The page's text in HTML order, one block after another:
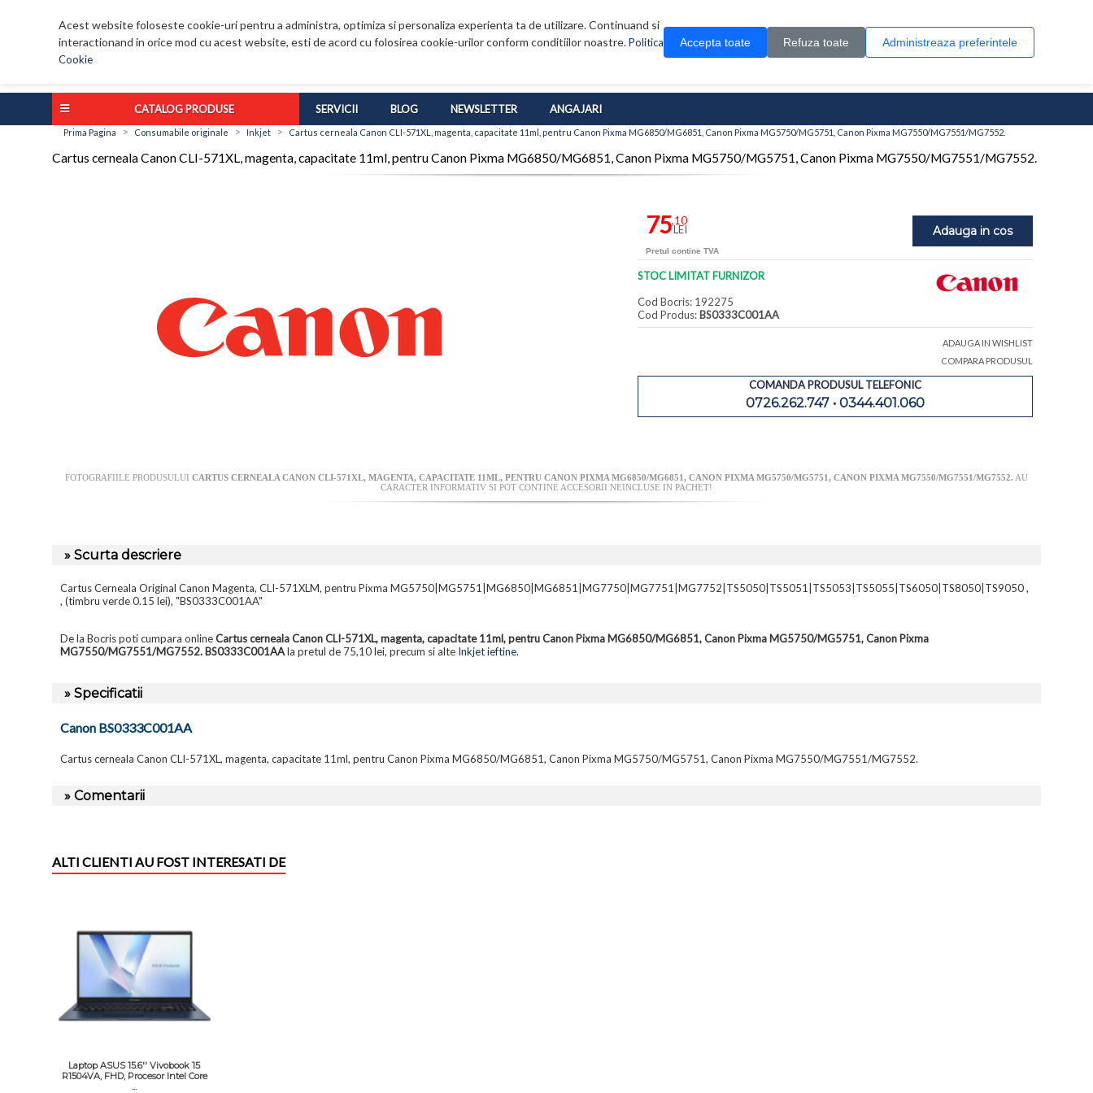
Acest website foloseste cookie-uri pentru a administra, optimiza si personaliza experienta ta de utilizare. Continuand si
interactionand in orice mod cu acest website, esti de acord cu folosirea cookie-urilor conform conditiilor noastre.Politica
Cookie
Accepta toate Refuza toate Administreaza preferintele
0 produs(e)
CATALOG PRODUSE SERVICII BLOG NEWSLETTER ANGAJARI
Prima Pagina > Consumabile originale > Inkjet > Cartus cerneala Canon CLI-571XL, magenta, capacitate 11ml, pentru Canon Pixma MG6850/MG6851, Canon Pixma MG5750/MG5751, Canon Pixma MG7550/MG7551/MG7552.
Cartus cerneala Canon CLI-571XL, magenta, capacitate 11ml, pentru Canon Pixma MG6850/MG6851, Canon Pixma MG5750/MG5751, Canon Pixma MG7550/MG7551/MG7552.
Adauga in cos
75,10
LEI
Pretul contine TVA
STOC LIMITAT FURNIZOR
Cod Bocris: 192275
Cod Produs: BS0333C001AA
ADAUGA IN WISHLIST
COMPARA PRODUSUL
COMANDA PRODUSUL TELEFONIC
0726.262.747 • 0344.401.060
FOTOGRAFIILE PRODUSULUI CARTUS CERNEALA CANON CLI-571XL, MAGENTA, CAPACITATE 11ML, PENTRU CANON PIXMA MG6850/MG6851, CANON PIXMA MG5750/MG5751, CANON PIXMA MG7550/MG7551/MG7552. AU
CARACTER INFORMATIV SI POT CONTINE ACCESORII NEINCLUSE IN PACHET!
» Scurta descriere
Cartus Cerneala Original Canon Magenta, CLI-571XLM, pentru Pixma MG5750|MG5751|MG6850|MG6851|MG7750|MG7751|MG7752|TS5050|TS5051|TS5053|TS5055|TS6050|TS8050|TS9050 ,
, (timbru verde 0.15 lei), "BS0333C001AA"
De la Bocris poti cumpara onlineCartus cerneala Canon CLI-571XL, magenta, capacitate 11ml, pentru Canon Pixma MG6850/MG6851, Canon Pixma MG5750/MG5751, Canon Pixma
MG7550/MG7551/MG7552. BS0333C001AAla pretul de 75,10 lei, precum si alte Inkjet ieftine.
» Specificatii
Canon BS0333C001AA
Cartus cerneala Canon CLI-571XL, magenta, capacitate 11ml, pentru Canon Pixma MG6850/MG6851, Canon Pixma MG5750/MG5751, Canon Pixma MG7550/MG7551/MG7552.
» Comentarii
ALTI CLIENTI AU FOST INTERESATI DE
Laptop ASUS 15.6'' Vivobook 15
R1504VA, FHD, Procesor Intel Core
...